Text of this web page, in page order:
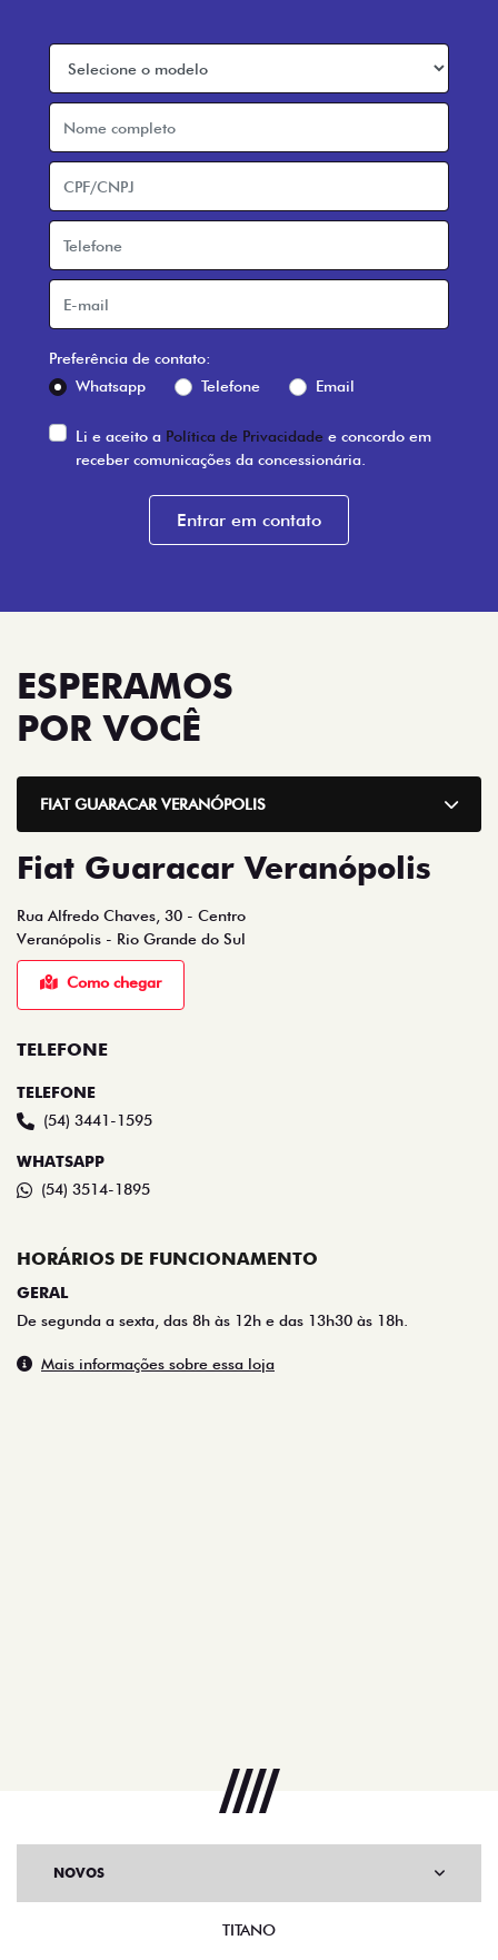
Preferência de contato:
Whatsapp
Telefone
receber comunicações da concessionária.
POR VOCÊ
Fiat Guaracar Veranópolis
Rua Alfredo Chaves, 30 - Centro
Veranópolis - Rio Grande do Sul
Como chegar
TELEFONE
TELEFONE
(54) 3441-1595
WHATSAPP
(54) 3514-1895
GERAL
De segunda a sexta, das 8h às 12h e das 13h30 às 18h.
Mais informações sobre essa loja
NOVOS
TITANO